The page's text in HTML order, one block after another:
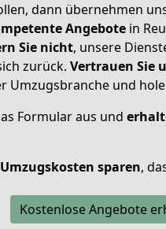
dann übernehmen
Angebote in
Sie nicht, unsere
zurück. Vertrauen Sie
Umzugsbranche und
Formular aus und
sparen,
Kostenlose Angebote